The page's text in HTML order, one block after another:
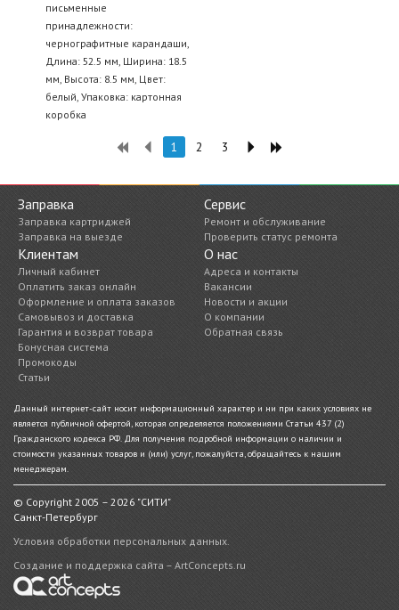
письменные
принадлежности:
чернографитные карандаши,
Длина: 52.5 мм, Ширина: 18.5
мм, Высота: 8.5 мм, Цвет:
белый, Упаковка: картонная
коробка
1 2 3
Заправка
Заправка картриджей
Заправка на выезде
Сервис
Ремонт и обслуживание
Проверить статус ремонта
Клиентам
Личный кабинет
Оплатить заказ онлайн
Оформление и оплата заказов
Самовывоз и доставка
Гарантия и возврат товара
Бонусная система
Промокоды
Статьи
О нас
Адреса и контакты
Вакансии
Новости и акции
О компании
Обратная связь
Данный интернет-сайт носит информационный характер и ни при каких условиях не
является публичной офертой, которая определяется положениями Статьи 437 (2)
Гражданского кодекса РФ. Для получения подробной информации о наличии и
стоимости указанных товаров и (или) услуг, пожалуйста, обращайтесь к нашим
менеджерам.
© Copyright 2005 – 2026 "СИТИ"
Санкт-Петербург
Условия обработки персональных данных.
Создание и поддержка сайта – ArtConcepts.ru